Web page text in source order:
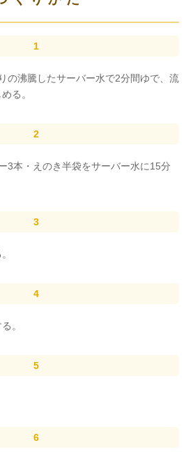
の沸騰したサーバー水で2分間ゆで、流
る。
3本・えのき半袋をサーバー水に15分
。